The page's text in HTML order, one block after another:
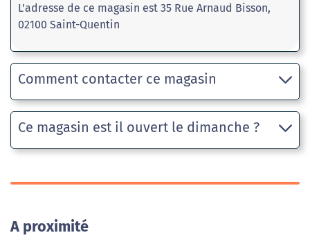
L'adresse de ce magasin est 35 Rue Arnaud Bisson,
02100 Saint-Quentin
Comment contacter ce magasin
Ce magasin est il ouvert le dimanche ?
A proximité